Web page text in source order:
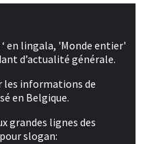
en lingala, 'Monde entier'
d’actualité générale.
les informations de
en Belgique.
grandes lignes des
slogan: